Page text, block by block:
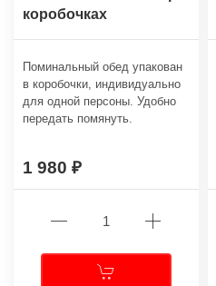
коробочках
Поминальный обед упакован
в коробочки, индивидуально
для одной персоны. Удобно
передать помянуть.
1 980